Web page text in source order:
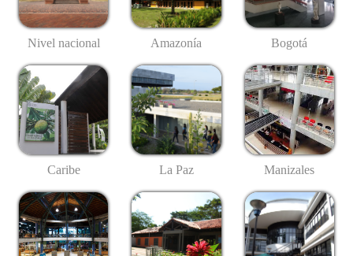
Nivel nacional Amazonía Bogotá
Caribe La Paz Manizales